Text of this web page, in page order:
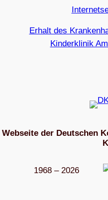
Erhalt des
Kinderklinik
Webseite der Deutschen
1968 – 2026